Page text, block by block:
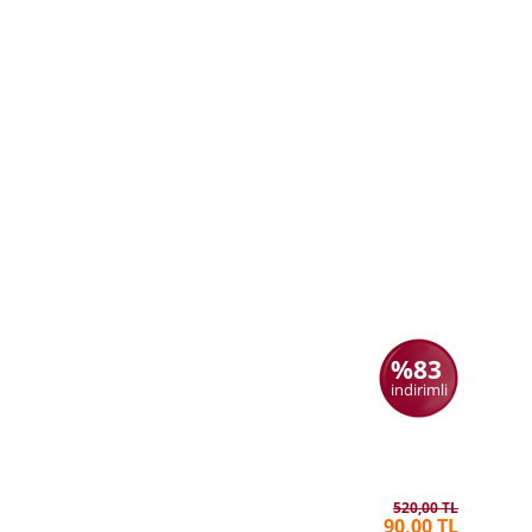
%83
indirimli
520,00 TL
90,00 TL